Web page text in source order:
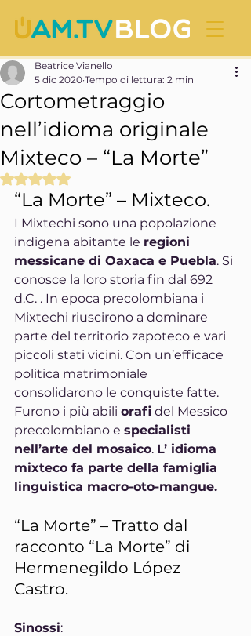
Cortometraggio
nell’idioma originale
Mixteco – “La Morte”
Beatrice Vianello
5 dic 2020 Tempo di lettura: 2 min
Valutazione NaN stelle su 5.
“La Morte” – Mixteco.
I Mixtechi sono una popolazione
indigena abitante le regioni
messicane di Oaxaca e Puebla. Si
conosce la loro storia fin dal 692
d.C. . In epoca precolombiana i
Mixtechi riuscirono a dominare
parte del territorio zapoteco e vari
piccoli stati vicini. Con un’efficace
politica matrimoniale
consolidarono le conquiste fatte.
Furono i più abili orafi del Messico
precolombiano e specialisti
nell’arte del mosaico. L’ idioma
mixteco fa parte della famiglia
linguistica macro-oto-mangue.
“La Morte” – Tratto dal
racconto “La Morte” di
Hermenegildo López
Castro.
Sinossi: